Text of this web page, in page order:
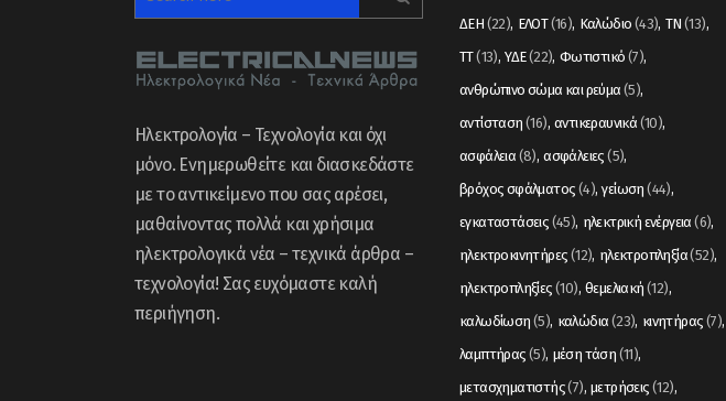
Ηλεκτρολογία – Τεχνολογία και όχι
μόνο. Ενημερωθείτε και διασκεδάστε
με το αντικείμενο που σας αρέσει,
μαθαίνοντας πολλά και χρήσιμα
ηλεκτρολογικά νέα – τεχνικά άρθρα –
τεχνολογία! Σας ευχόμαστε καλή
περιήγηση.
ΔΕΗ (22) ΕΛΟΤ(16) Καλώδιο (43) ΤΝ (13)
ΤΤ(13) ΥΔΕ(22) Φωτιστικό (7)
ανθρώπινο σώμα και ρεύμα (5)
αντίσταση (16) αντικεραυνικά (10)
ασφάλεια (8) ασφάλειες (5)
βρόχος σφάλματος (4) γείωση (44)
εγκαταστάσεις (45) ηλεκτρική ενέργεια (6)
ηλεκτροκινητήρες (12) ηλεκτροπληξία(52)
ηλεκτροπληξίες (10) θεμελιακή (12)
καλωδίωση (5) καλώδια (23) κινητήρας (7)
λαμπτήρας (5) μέση τάση (11)
μετασχηματιστής(7) μετρήσεις (12)